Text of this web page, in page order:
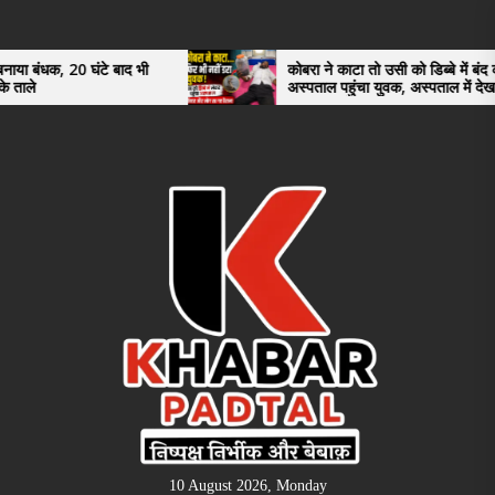
the
content
भी
कोबरा ने काटा तो उसी को डिब्बे में बंद कर
अस्पताल पहुंचा युवक, अस्पताल में देखकर डॉक्टर
भी रह गए हैरान
10 August 2026, Monday